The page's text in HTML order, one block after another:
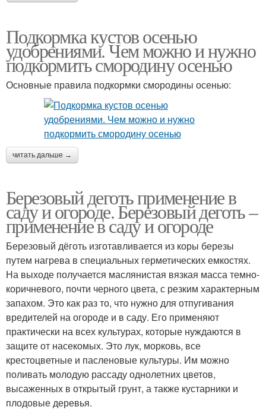
Подкормка кустов осенью
удобрениями. Чем можно и нужно
подкормить смородину осенью
Основные правила подкормки смородины осенью:
читать дальше →
Березовый деготь применение в
саду и огороде. Березовый деготь –
применение в саду и огороде
Березовый дёготь изготавливается из коры березы
путем нагрева в специальных герметических емкостях.
На выходе получается маслянистая вязкая масса темно-
коричневого, почти черного цвета, с резким характерным
запахом. Это как раз то, что нужно для отпугивания
вредителей на огороде и в саду. Его применяют
практически на всех культурах, которые нуждаются в
защите от насекомых. Это лук, морковь, все
крестоцветные и пасленовые культуры. Им можно
поливать молодую рассаду однолетних цветов,
высаженных в открытый грунт, а также кустарники и
плодовые деревья.